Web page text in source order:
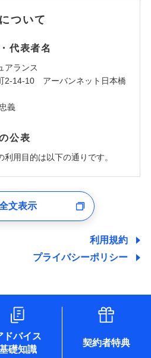
ついて
代表者名
アランス
2-14-10 アーバンネット日本橋
義
公表
用目的は以下の通りです。
管理のため
険会社・提携会社の保険その他に
商品等の契約を勧奨するため、ま
行のため、またそれらに付帯、関
会社の商品・サービスをご提案す
くことがあります。）
の実施のため
の実施のため
管理等付帯業務を行うため
文表示
利用規約
プライバシーポリシー
ドバイス
礎知識
契約者特典